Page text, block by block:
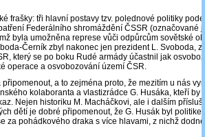
frašky: tři hlavní postavy tzv. polednové politiky
Federálního shromáždění ČSSR (označované
byla umožněna represe vůči odpůrcům sovětské
Černík zbyl nakonec jen prezident L. Svoboda,
který se po boku Rudé armády účastnil jak
operace a osvobozování území ČSR.
připomenout, a to zejména proto, že mezitím u nás
kolaboranta a vlastizrádce G. Husáka, kteří by
Nejen historiku M. Macháčkovi, ale i dalším
dětí je dobré připomenout, že G. Husák byl
za pohádkového draka s více hlavami, z nichž